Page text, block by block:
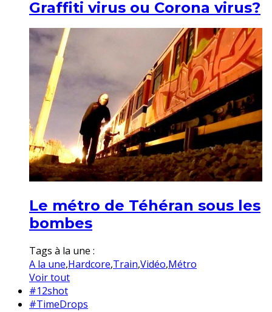
Graffiti virus ou Corona virus?
Le métro de Téhéran sous les
bombes
Tags à la une :
A la une,Hardcore,Train,Vidéo,Métro
Voir tout
#12shot
#TimeDrops